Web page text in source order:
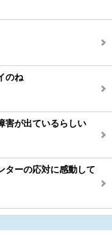
のね
害が出ているらしい
ターの応対に感動して